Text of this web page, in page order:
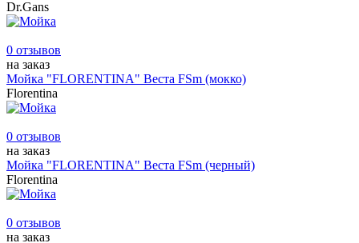
Dr.Gans
0 отзывов
на заказ
Мойка "FLORENTINA" Веста FSm (мокко)
Florentina
0 отзывов
на заказ
Мойка "FLORENTINA" Веста FSm (черный)
Florentina
0 отзывов
на заказ